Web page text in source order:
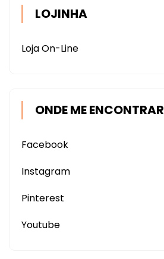
LOJINHA
Loja On-Line
ONDE ME ENCONTRAR
Facebook
Instagram
Pinterest
Youtube